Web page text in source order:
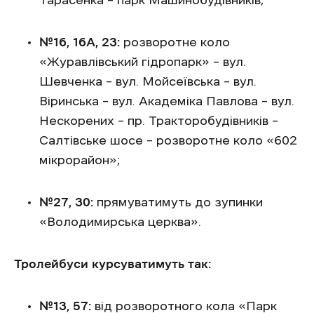
№16, 16А, 23: розворотне коло
«Журавлівський гідропарк» – вул.
Шевченка – вул. Мойсеївська – вул.
Віринська – вул. Академіка Павлова – вул.
Нескорених – пр. Тракторобудівників –
Салтівське шосе – розворотне коло «602
мікрорайон»;
№27, 30: прямуватимуть до зупинки
«Володимирська церква».
Тролейбуси курсуватимуть так:
№13, 57: від розворотного кола «Парк